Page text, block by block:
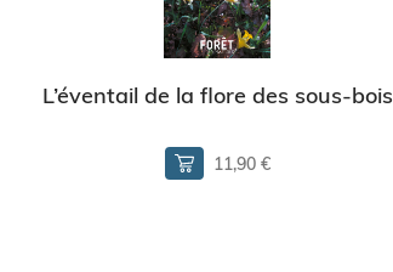
L’éventail de la flore des sous-bois
11,90 €